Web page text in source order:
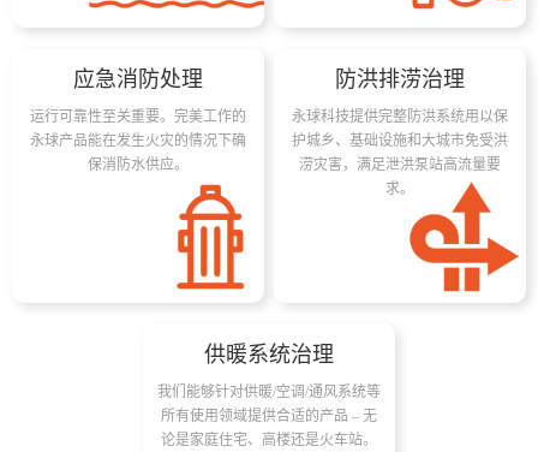
应急消防处理
运行可靠性至关重要。完美工作的
永球产品能在发生火灾的情况下确
保消防水供应。
防洪排涝治理
永球科技提供完整防洪系统用以保
护城乡、基础设施和大城市免受洪
涝灾害，满足泄洪泵站高流量要
求。
供暖系统治理
我们能够针对供暖/空调/通风系统等
所有使用领域提供合适的产品 – 无
论是家庭住宅、高楼还是火车站。